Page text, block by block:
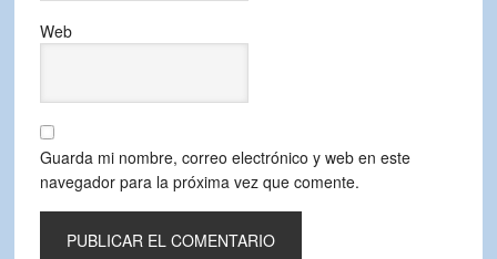
Web
Guarda mi nombre, correo electrónico y web en este
navegador para la próxima vez que comente.